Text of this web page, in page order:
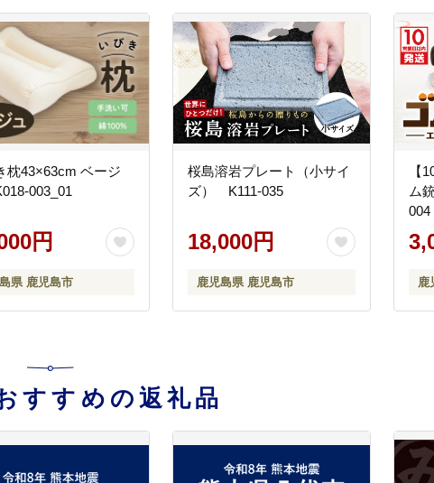
枕43×63cm ベージ
003_01
円
県 鹿児島市
桜島溶岩プレート（小サイ
ズ） K111-035
18,000円
鹿児島県 鹿児島市
【
ム
004
鹿
すすめの返礼品